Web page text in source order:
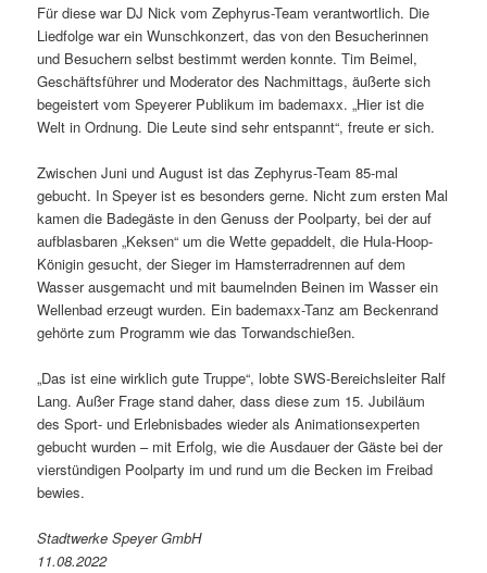
Für diese war DJ Nick vom Zephyrus-Team verantwortlich. Die
Liedfolge war ein Wunschkonzert, das von den Besucherinnen
und Besuchern selbst bestimmt werden konnte. Tim Beimel,
Geschäftsführer und Moderator des Nachmittags, äußerte sich
begeistert vom Speyerer Publikum im bademaxx. „Hier ist die
Welt in Ordnung. Die Leute sind sehr entspannt“, freute er sich.
Zwischen Juni und August ist das Zephyrus-Team 85-mal
gebucht. In Speyer ist es besonders gerne. Nicht zum ersten Mal
kamen die Badegäste in den Genuss der Poolparty, bei der auf
aufblasbaren „Keksen“ um die Wette gepaddelt, die Hula-Hoop-
Königin gesucht, der Sieger im Hamsterradrennen auf dem
Wasser ausgemacht und mit baumelnden Beinen im Wasser ein
Wellenbad erzeugt wurden. Ein bademaxx-Tanz am Beckenrand
gehörte zum Programm wie das Torwandschießen.
„Das ist eine wirklich gute Truppe“, lobte SWS-Bereichsleiter Ralf
Lang. Außer Frage stand daher, dass diese zum 15. Jubiläum
des Sport- und Erlebnisbades wieder als Animationsexperten
gebucht wurden – mit Erfolg, wie die Ausdauer der Gäste bei der
vierstündigen Poolparty im und rund um die Becken im Freibad
bewies.
Stadtwerke Speyer GmbH
11.08.2022